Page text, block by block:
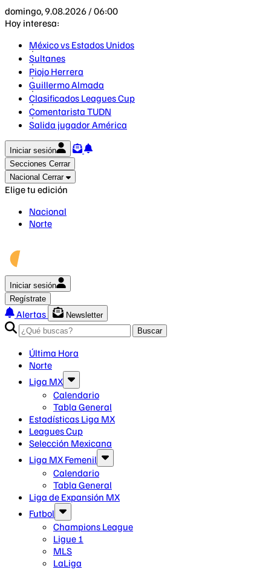
domingo, 9.08.2026 / 06:00
Hoy interesa:
México vs Estados Unidos
Sultanes
Piojo Herrera
Guillermo Almada
Clasificados Leagues Cup
Comentarista TUDN
Salida jugador América
Iniciar sesión
Secciones Cerrar
Nacional Cerrar
Elige tu edición
Nacional
Norte
Iniciar sesión
Regístrate
Alertas
Newsletter
Buscar
Última Hora
Norte
Liga MX
Calendario
Tabla General
Estadísticas Liga MX
Leagues Cup
Selección Mexicana
Liga MX Femenil
Calendario
Tabla General
Liga de Expansión MX
Futbol
Champions League
Ligue 1
MLS
LaLiga